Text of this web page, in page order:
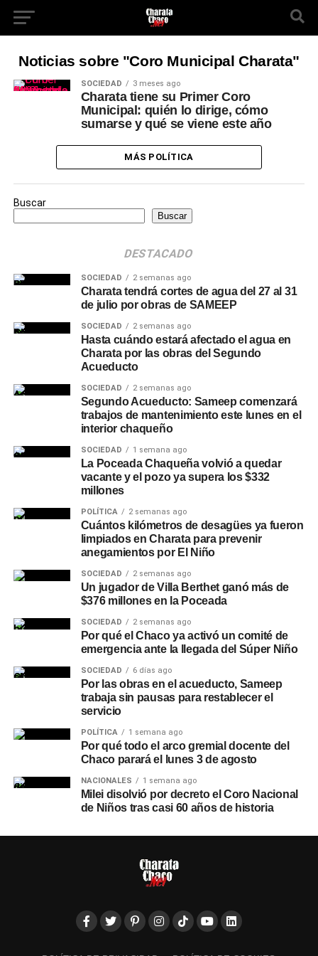
Noticias sobre "Coro Municipal Charata"
SOCIEDAD 3 meses ago
Charata tiene su Primer Coro
Municipal: quién lo dirige, cómo
sumarse y qué se viene este año
MÁS POLÍTICA
Buscar
Buscar
DESTACADO
SOCIEDAD 2 semanas ago
Charata tendrá cortes de agua del 27 al 31
de julio por obras de SAMEEP
SOCIEDAD 2 semanas ago
Hasta cuándo estará afectado el agua en
Charata por las obras del Segundo
Acueducto
SOCIEDAD 2 semanas ago
Segundo Acueducto: Sameep comenzará
trabajos de mantenimiento este lunes en el
interior chaqueño
SOCIEDAD 1 semana ago
La Poceada Chaqueña volvió a quedar
vacante y el pozo ya supera los $332
millones
POLÍTICA 2 semanas ago
Cuántos kilómetros de desagües ya fueron
limpiados en Charata para prevenir
anegamientos por El Niño
SOCIEDAD 2 semanas ago
Un jugador de Villa Berthet ganó más de
$376 millones en la Poceada
SOCIEDAD 2 semanas ago
Por qué el Chaco ya activó un comité de
emergencia ante la llegada del Súper Niño
SOCIEDAD 6 días ago
Por las obras en el acueducto, Sameep
trabaja sin pausas para restablecer el
servicio
POLÍTICA 1 semana ago
Por qué todo el arco gremial docente del
Chaco parará el lunes 3 de agosto
NACIONALES 1 semana ago
Milei disolvió por decreto el Coro Nacional
de Niños tras casi 60 años de historia